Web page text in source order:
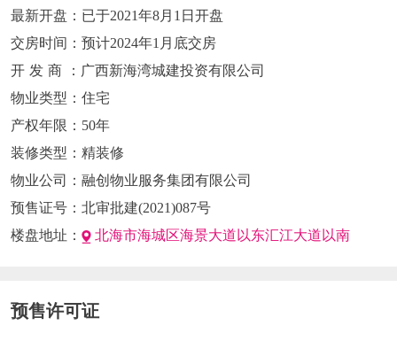
最新开盘： 已于2021年8月1日开盘
交房时间： 预计2024年1月底交房
开发商
：广西新海湾城建投资有限公司
物业类型： 住宅
产权年限： 50年
装修类型： 精装修
物业公司： 融创物业服务集团有限公司
预售证号： 北审批建(2021)087号
楼盘地址：
北海市海城区海景大道以东汇江大道以南
预售许可证